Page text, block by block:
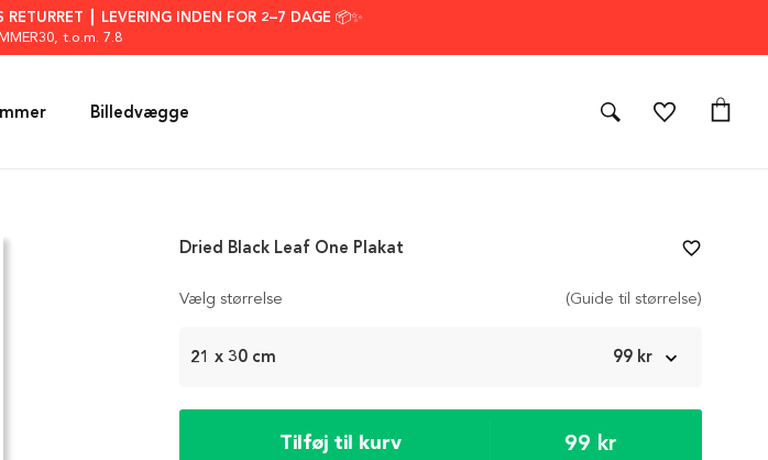
┃ LEVERING INDEN FOR 2–7 DAGE 📦✨
, t.o.m. 7.8
Billedvægge
Vælg størrelse (Guide til størrelse)
21 x 30 cm 99 kr
Tilføj til kurv 99 kr
Dried Black Leaf One Plakat favorite_border